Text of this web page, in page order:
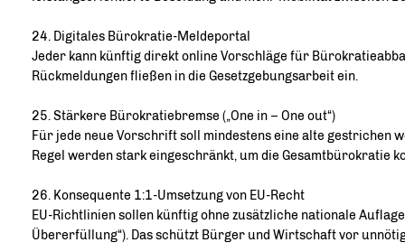
24. Digitales Bürokratie-Meldeportal
Jeder kann künftig direkt online Vorschläge für
Rückmeldungen fließen in die Gesetzgebungsarbeit ein.
25. Stärkere Bürokratiebremse („One in – One out“)
Für jede neue Vorschrift soll mindestens eine alte gestrichen
Regel werden stark eingeschränkt, um die Gesamtbürokratie
26. Konsequente 1:1-Umsetzung von EU-Recht
EU-Richtlinien sollen künftig ohne zusätzliche nationale
Übererfüllung“). Das schützt Bürger und Wirtschaft vor